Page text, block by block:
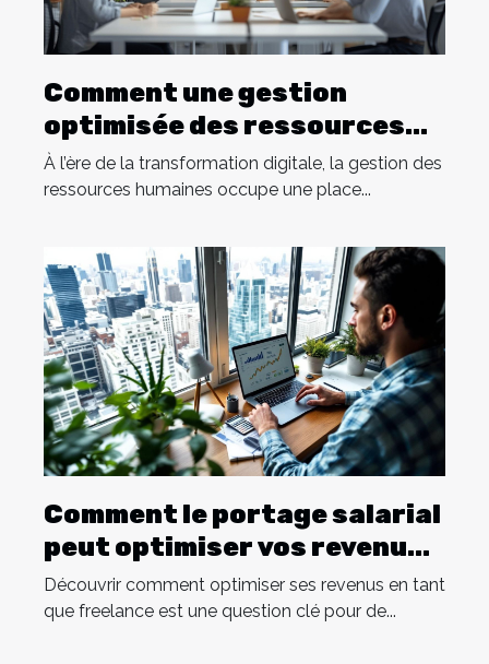
Comment une gestion
optimisée des ressources
humaines transforme les
entreprises ?
À l’ère de la transformation digitale, la gestion des
ressources humaines occupe une place...
Comment le portage salarial
peut optimiser vos revenus
de freelance
Découvrir comment optimiser ses revenus en tant
que freelance est une question clé pour de...